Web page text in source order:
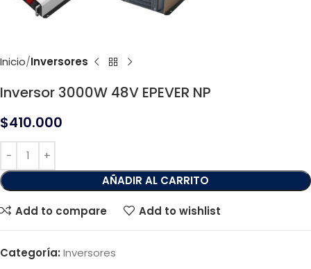
Inicio Inversores
Inversor 3000W 48V EPEVER NP
$410.000
AÑADIR AL CARRITO
Add to compare Add to wishlist
Categoría: Inversores